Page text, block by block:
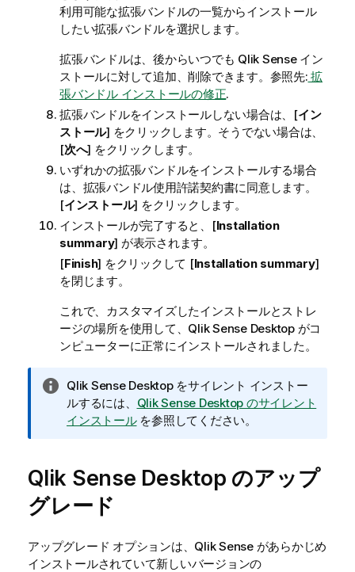
利用可能な拡張バンドルの一覧からインストール
したい拡張バンドルを選択します。
拡張バンドルは、後からいつでも Qlik Senseイン
ストールに対して追加、削除できます。参照先: 拡
張バンドル インストールの修正.
拡張バンドルをインストールしない場合は、[イン
ストール] をクリックします。そうでない場合は、
[次へ] をクリックします。
いずれかの拡張バンドルをインストールする場合
は、拡張バンドル使用許諾契約書に同意します。
[インストール] をクリックします。
インストールが完了すると、[Installation
summary] が表示されます。
[Finish] をクリックして [Installation summary]
を閉じます。
これで、カスタマイズしたインストールとストレ
ージの場所を使用して、 Qlik Sense Desktopがコ
ンピューターに正常にインストールされました。
情
報
メ
Qlik Sense Desktopをサイレント インストー
ルするには、 Qlik Sense Desktop のサイレント
インストールを参照してください。
Qlik Sense Desktop のアップ
グレード
アップグレード オプションは、Qlik Sense があらかじめ
インストールされていて新しいバージョンの